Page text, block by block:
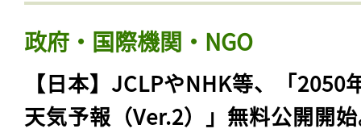
政府・国際機関・NGO
【日本】JCLPやNHK等、「2050
天気予報（Ver.2）」無料公開開